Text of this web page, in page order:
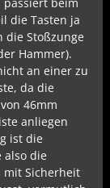
die Tasten ja
die Stoßzunge
Hammer).
an einer zu
da die
46mm
anliegen
ist die
also die
mit Sicherheit